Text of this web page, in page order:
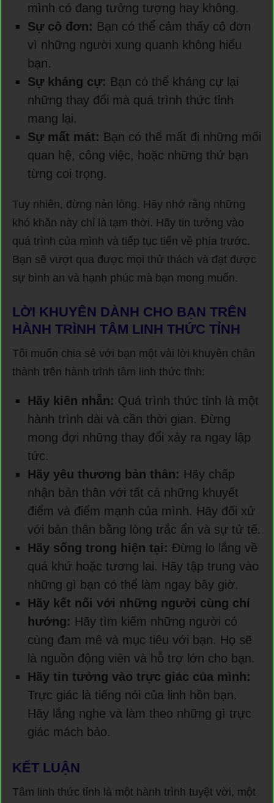
mình có đang tưởng tượng hay không.
Sự cô đơn: Bạn có thể cảm thấy cô đơn
vì những người xung quanh không hiểu
bạn.
Sự kháng cự: Bạn có thể kháng cự lại
những thay đổi mà quá trình thức tỉnh
mang lại.
Sự mất mát: Bạn có thể mất đi những mối
quan hệ, công việc, hoặc những thứ bạn
từng coi trọng.
Tuy nhiên, đừng nản lòng. Hãy nhớ rằng những
khó khăn này chỉ là tạm thời. Hãy tin tưởng vào
quá trình của mình và tiếp tục tiến về phía trước.
Bạn sẽ vượt qua được mọi thử thách và đạt được
sự bình an và hạnh phúc mà bạn mong muốn.
LỜI KHUYÊN DÀNH CHO BẠN TRÊN
HÀNH TRÌNH TÂM LINH THỨC TỈNH
Tôi muốn chia sẻ với bạn một vài lời khuyên chân
thành trên hành trình tâm linh thức tỉnh:
Hãy kiên nhẫn: Quá trình thức tỉnh là một
hành trình dài và cần thời gian. Đừng
mong đợi những thay đổi xảy ra ngay lập
tức.
Hãy yêu thương bản thân: Hãy chấp
nhận bản thân với tất cả những khuyết
điểm và điểm mạnh của mình. Hãy đối xử
với bản thân bằng lòng trắc ẩn và sự tử tế.
Hãy sống trong hiện tại: Đừng lo lắng về
quá khứ hoặc tương lai. Hãy tập trung vào
những gì bạn có thể làm ngay bây giờ.
Hãy kết nối với những người cùng chí
hướng: Hãy tìm kiếm những người có
cùng đam mê và mục tiêu với bạn. Họ sẽ
là nguồn động viên và hỗ trợ lớn cho bạn.
Hãy tin tưởng vào trực giác của mình:
Trực giác là tiếng nói của linh hồn bạn.
Hãy lắng nghe và làm theo những gì trực
giác mách bảo.
KẾT LUẬN
Tâm linh thức tỉnh là một hành trình tuyệt vời, một